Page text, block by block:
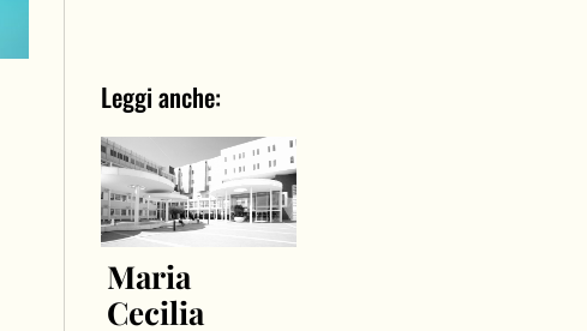
Leggi anche:
Maria
Cecilia